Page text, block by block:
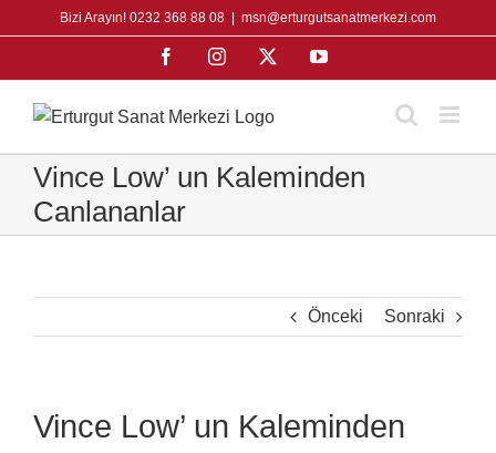
to
Bizi Arayın! 0232 368 88 08 msn@erturgutsanatmerkezi.com
FacebookInstagram YouTube
Vince Low’ un Kaleminden
Canlananlar
Önceki Sonraki
Vince Low’ un Kaleminden